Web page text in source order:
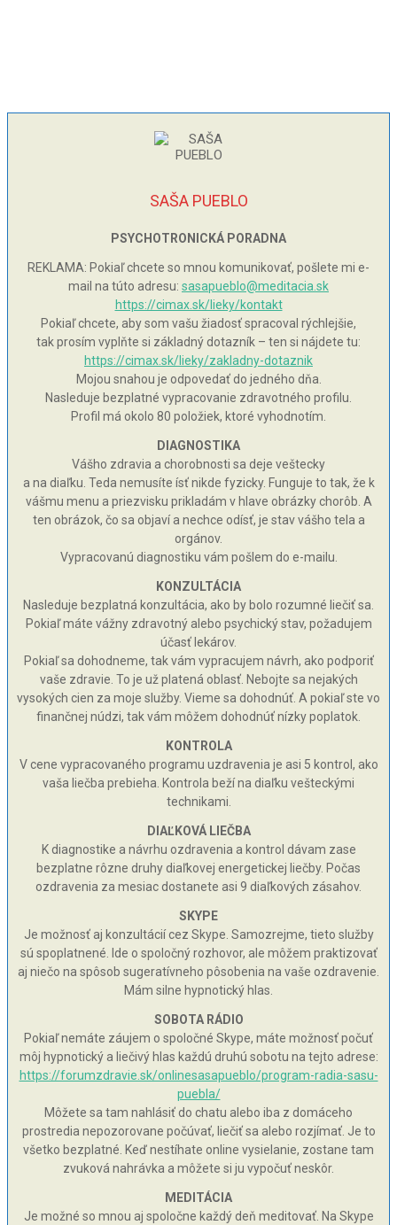
SAŠA PUEBLO
PSYCHOTRONICKÁ PORADNA
REKLAMA: Pokiaľ chcete so mnou komunikovať, pošlete mi e-
mail na túto adresu: sasapueblo@meditacia.sk
https://cimax.sk/lieky/kontakt
Pokiaľ chcete, aby som vašu žiadosť spracoval rýchlejšie,
tak prosím vyplňte si základný dotazník – ten si nájdete tu:
https://cimax.sk/lieky/zakladny-dotaznik
Mojou snahou je odpovedať do jedného dňa.
Nasleduje bezplatné vypracovanie zdravotného profilu.
Profil má okolo 80 položiek, ktoré vyhodnotím.
DIAGNOSTIKA
Vášho zdravia a chorobnosti sa deje veštecky
a na diaľku. Teda nemusíte ísť nikde fyzicky. Funguje to tak, že k
vášmu menu a priezvisku prikladám v hlave obrázky chorôb. A
ten obrázok, čo sa objaví a nechce odísť, je stav vášho tela a
orgánov.
Vypracovanú diagnostiku vám pošlem do e-mailu.
KONZULTÁCIA
Nasleduje bezplatná konzultácia, ako by bolo rozumné liečiť sa.
Pokiaľ máte vážny zdravotný alebo psychický stav, požadujem
účasť lekárov.
Pokiaľ sa dohodneme, tak vám vypracujem návrh, ako podporiť
vaše zdravie. To je už platená oblasť. Nebojte sa nejakých
vysokých cien za moje služby. Vieme sa dohodnúť. A pokiaľ ste vo
finančnej núdzi, tak vám môžem dohodnúť nízky poplatok.
KONTROLA
V cene vypracovaného programu uzdravenia je asi 5 kontrol, ako
vaša liečba prebieha. Kontrola beží na diaľku vešteckými
technikami.
DIAĽKOVÁ LIEČBA
K diagnostike a návrhu ozdravenia a kontrol dávam zase
bezplatne rôzne druhy diaľkovej energetickej liečby. Počas
ozdravenia za mesiac dostanete asi 9 diaľkových zásahov.
SKYPE
Je možnosť aj konzultácií cez Skype. Samozrejme, tieto služby
sú spoplatnené. Ide o spoločný rozhovor, ale môžem praktizovať
aj niečo na spôsob sugeratívneho pôsobenia na vaše ozdravenie.
Mám silne hypnotický hlas.
SOBOTA RÁDIO
Pokiaľ nemáte záujem o spoločné Skype, máte možnosť počuť
môj hypnotický a liečivý hlas každú druhú sobotu na tejto adrese:
https://forumzdravie.sk/onlinesasapueblo/program-radia-sasu-
puebla/
Môžete sa tam nahlásiť do chatu alebo iba z domáceho
prostredia nepozorovane počúvať, liečiť sa alebo rozjímať. Je to
všetko bezplatné. Keď nestíhate online vysielanie, zostane tam
zvuková nahrávka a môžete si ju vypočuť neskôr.
MEDITÁCIA
Je možné so mnou aj spoločne každý deň meditovať. Na Skype